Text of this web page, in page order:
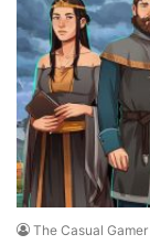
The Casual Gamer